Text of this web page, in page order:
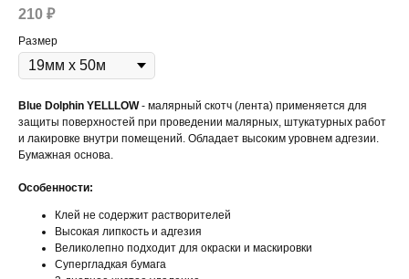
210 ₽
Размер
Blue Dolphin YELLLOW- малярный скотч (лента) применяется для
защиты поверхностей при проведении малярных, штукатурных работ
и лакировке внутри помещений. Обладает высоким уровнем адгезии.
Бумажная основа.
Особенности:
Клей не содержит растворителей
Высокая липкость и адгезия
Великолепно подходит для окраски и маскировки
Супергладкая бумага